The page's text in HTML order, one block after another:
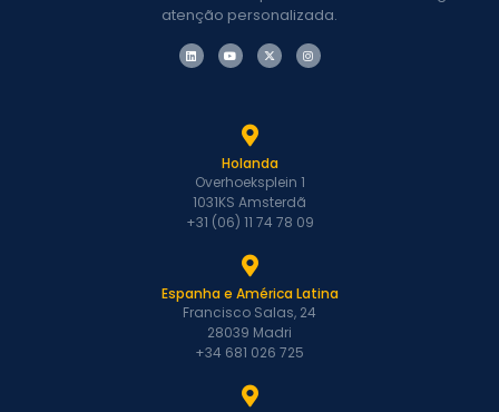
atenção personalizada.
Holanda
Overhoeksplein 1
1031KS Amsterdã
+31 (06) 11 74 78 09
Espanha e América Latina
Francisco Salas, 24
28039 Madri
+34 681 026 725